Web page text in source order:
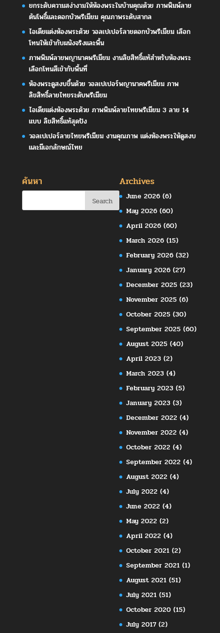
ยกระดับความสง่างามให้ห้องพระในบ้านคุณด้วย ภาพพิมพ์ลาย
ต้นโพธิ์และดอกบัวพรีเมียม คุณภาพระดับสากล
ไอเดียแต่งห้องพระด้วย วอลเปเปอร์ลายดอกบัวพรีเมียม เลือก
โทนให้เข้ากับผนังจริงและพื้น
ภาพพิมพ์ลายพญานาคพรีเมียม งานลิขสิทธิ์แท้สำหรับห้องพระ
เลือกโทนสีเข้ากับพื้นที่
ห้องพระดูสงบขึ้นด้วย วอลเปเปอร์พญานาคพรีเมียม ภาพ
ลิขสิทธิ์ลายไทยระดับพรีเมียม
ไอเดียแต่งห้องพระด้วย ภาพพิมพ์ลายไทยพรีเมียม 3 ลาย 14
แบบ ลิขสิทธิ์แท้สุดปัง
วอลเปเปอร์ลายไทยพรีเมียม งานคุณภาพ แต่งห้องพระให้ดูสงบ
และมีเอกลักษณ์ไทย
ค้นหา Archives
June 2026 (6)
May 2026 (60)
April 2026 (60)
March 2026 (15)
February 2026 (32)
January 2026 (27)
December 2025 (23)
November 2025 (6)
October 2025 (30)
September 2025 (60)
August 2025 (40)
April 2023 (2)
March 2023 (4)
February 2023 (5)
January 2023 (3)
December 2022 (4)
November 2022 (4)
October 2022 (4)
September 2022 (4)
August 2022 (4)
July 2022 (4)
June 2022 (4)
May 2022 (2)
April 2022 (4)
October 2021 (2)
September 2021 (1)
August 2021 (51)
July 2021 (51)
October 2020 (15)
July 2017 (2)